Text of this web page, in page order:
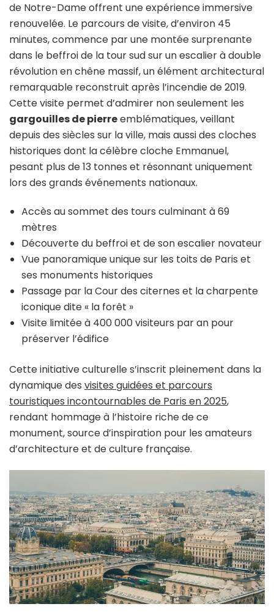
de Notre-Dame offrent une expérience immersive
renouvelée. Le parcours de visite, d’environ 45
minutes, commence par une montée surprenante
dans le beffroi de la tour sud sur un escalier à double
révolution en chêne massif, un élément architectural
remarquable reconstruit après l’incendie de 2019.
Cette visite permet d’admirer non seulement les
gargouilles de pierreemblématiques, veillant
depuis des siècles sur la ville, mais aussi des cloches
historiques dont la célèbre cloche Emmanuel,
pesant plus de 13 tonnes et résonnant uniquement
lors des grands événements nationaux.
Accès au sommet des tours culminant à 69
mètres
Découverte du beffroi et de son escalier novateur
Vue panoramique unique sur les toits de Paris et
ses monuments historiques
Passage par la Cour des citernes et la charpente
iconique dite « la forêt »
Visite limitée à 400 000 visiteurs par an pour
préserver l’édifice
Cette initiative culturelle s’inscrit pleinement dans la
dynamique des visites guidées et parcours
touristiques incontournables de Paris en 2025,
rendant hommage à l’histoire riche de ce
monument, source d’inspiration pour les amateurs
d’architecture et de culture française.